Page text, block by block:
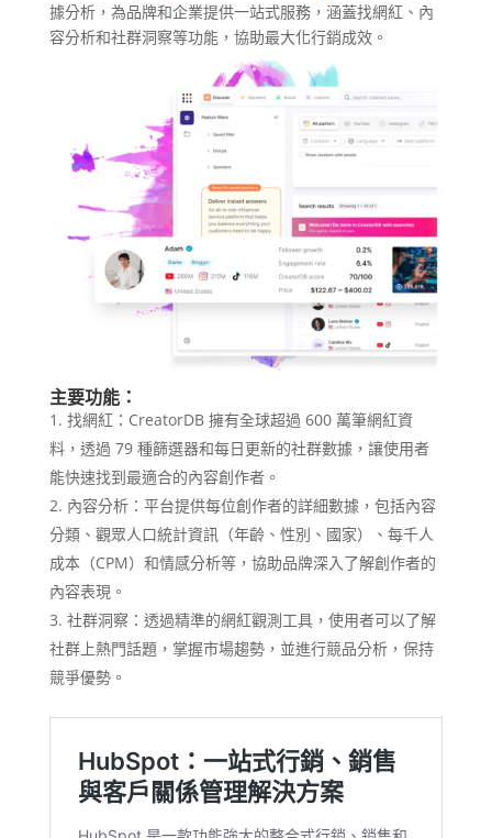
據分析，為品牌和企業提供一站式服務，涵蓋找網紅、內
容分析和社群洞察等功能，協助最大化行銷成效。
主要功能：
找網紅：CreatorDB 擁有全球超過 600 萬筆網紅資
料，透過 79 種篩選器和每日更新的社群數據，讓使用者
能快速找到最適合的內容創作者。
內容分析：平台提供每位創作者的詳細數據，包括內容
分類、觀眾人口統計資訊（年齡、性別、國家）、每千人
成本（CPM）和情感分析等，協助品牌深入了解創作者的
內容表現。
社群洞察：透過精準的網紅觀測工具，使用者可以了解
社群上熱門話題，掌握市場趨勢，並進行競品分析，保持
競爭優勢。